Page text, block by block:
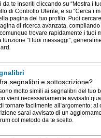
da te inseriti cliccando su “Mostra i
di Controllo Utente, e su “Cerca i
pagina del tuo profilo. Puoi
di ricerca avanzata,
trovare rapidamente i tuoi
funzione “I tuoi messaggi”,
segnalibri e sottoscrizione?
molto simili ai segnalibri del tuo
vieni necessariamente avvisato
tornare facilmente all’argomento; al
sarai avvisato di un
col metodo da te scelto.